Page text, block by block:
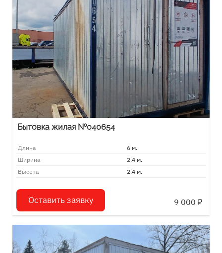
Бытовка жилая №040654
Длина
6 м.
Ширина
2,4 м.
Высота
2,4 м.
Оставить заявку 9 000 ₽